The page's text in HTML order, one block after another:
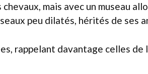
mais avec un museau
peu dilatés, hérités de ses
rappelant davantage celles de